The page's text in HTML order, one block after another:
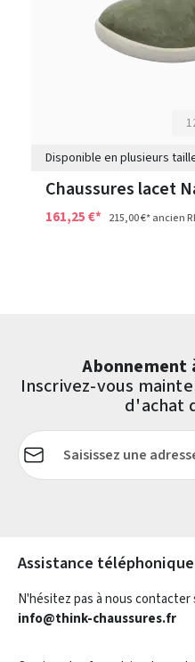
Disponible en plusieurs
Chaussures lacet
161,25 €* 215,00 €*ancien
Inscrivez-vous
d'achat
Adresse e-mail*
Assistance téléphonique
N'hésitez pas à nous contacter
info@think-chaussures.fr